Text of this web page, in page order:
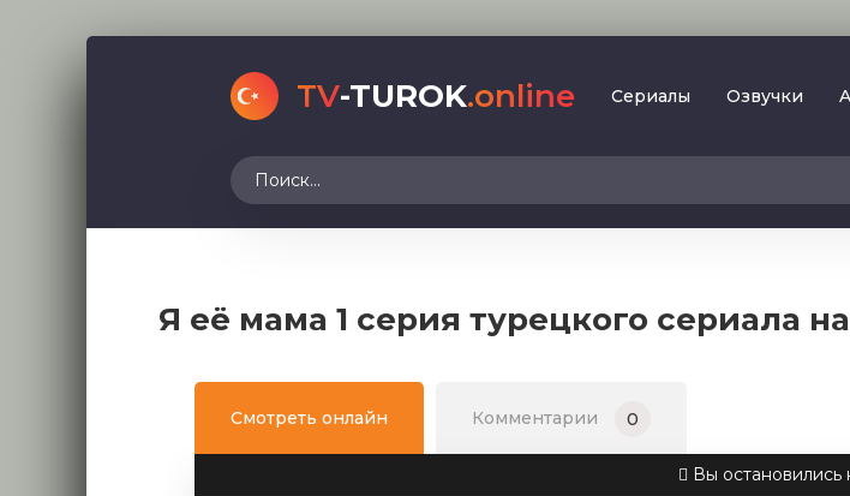
TV-TUROK.online Сериалы
Детектив
Боевик
Oзвучки
AveTurk
Я её мама 1 серия турецкого сериала
Смотреть онлайн Комментарии 0
Вы остановились